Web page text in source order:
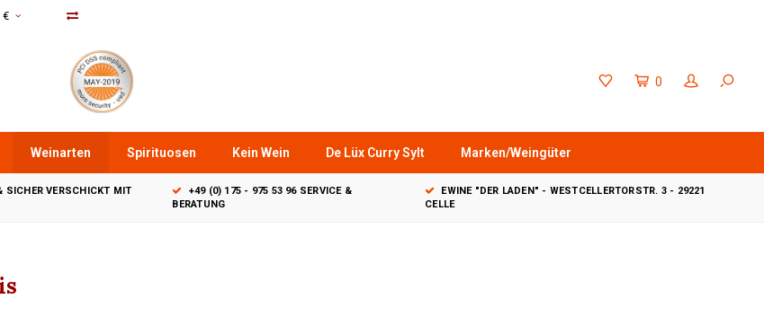
€
0
Weinarten Spirituosen Kein Wein De Lüx Curry Sylt Marken/Weingüter
SICHER VERSCHICKT MIT
+49 (0) 175 - 975 53 96 SERVICE &
BERATUNG
EWINE "DER LADEN" - WESTCELLERTORSTR. 3 - 29221
CELLE